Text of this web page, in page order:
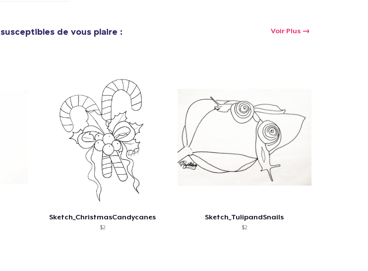
susceptibles de vous plaire : Voir Plus
Sketch_ChristmasCandycanes
$2
Sketch_TulipandSnails
$2